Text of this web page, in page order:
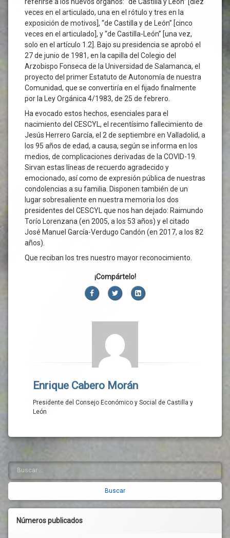
veces en el articulado, una en el rótulo y tres en la
exposición de motivos], “de Castilla y de León” [cinco
veces en el articulado], y “de Castilla-León” [una vez,
solo en el artículo 1.2]. Bajo su presidencia se aprobó el
27 de junio de 1981, en la capilla del Colegio del
Arzobispo Fonseca de la Universidad de Salamanca, el
proyecto del primer Estatuto de Autonomía de nuestra
Comunidad, que se convertiría en el fijado finalmente
por la Ley Orgánica 4/1983, de 25 de febrero.
Ha evocado estos hechos, esenciales para el
nacimiento del CESCYL, el recentísimo fallecimiento de
Jesús Herrero García, el 2 de septiembre en Valladolid, a
los 95 años de edad, a causa, según se informa en los
medios, de complicaciones derivadas de la COVID-19.
Sirvan estas líneas de recuerdo agradecido y
emocionado, así como de expresión pública de nuestras
condolencias a su familia. Disponen también de un
lugar sobresaliente en nuestra memoria los dos
presidentes del CESCYL que nos han dejado: Raimundo
Torío Lorenzana (en 2005, a los 53 años) y el citado
José Manuel García-Verdugo Candón (en 2017, a los 82
años).
Que reciban los tres nuestro mayor reconocimiento.
¡Compártelo!
FacebookTwitterLinkedIn
Enrique Cabero Morán
Presidente del Consejo Económico y Social de Castilla y
León
Barra
lateral
derecha
Buscar:
Números publicados